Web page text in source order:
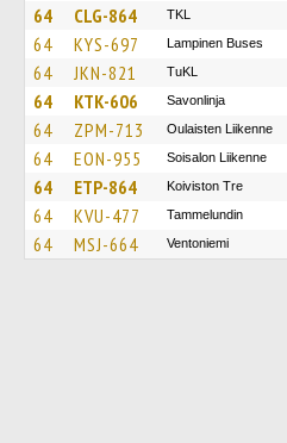
64 CLG-864 TKL
64 KYS-697 Lampinen Buses
64 JKN-821 TuKL
64 KTK-606 Savonlinja
64 ZPM-713 Oulaisten Liikenne
64 EON-955 Soisalon Liikenne
64 ETP-864 Koiviston Tre
64 KVU-477 Tammelundin
64 MSJ-664 Ventoniemi